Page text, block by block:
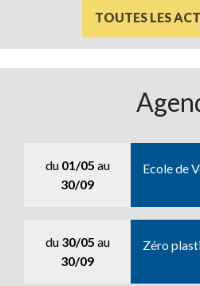
TOUTES LES
du 01/05 au
30/09
Ecole de
du 30/05 au
30/09
Zéro